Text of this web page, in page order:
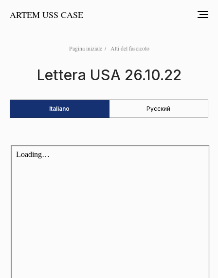
ARTEM USS CASE
Pagina iniziale / Atti del fascicolo
Lettera USA 26.10.22
Italiano Русский